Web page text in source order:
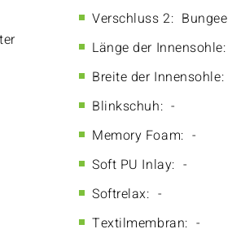
Verschluss 2: Bungee
Länge der Innensohle:
Breite der Innensohle:
Blinkschuh: -
Memory Foam: -
Soft PU Inlay: -
Softrelax: -
Textilmembran: -